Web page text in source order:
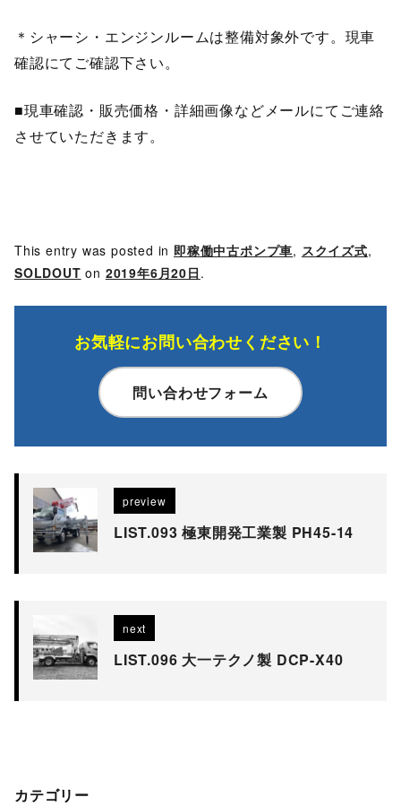
＊シャーシ・エンジンルームは整備対象外です。現車
確認にてご確認下さい。
■現車確認・販売価格・詳細画像などメールにてご連絡
させていただきます。
This entry was posted in 即稼働中古ポンプ車, スクイズ式,
SOLDOUT on 2019年6月20日 .
お気軽にお問い合わせください！
問い合わせフォーム
preview
LIST.093 極東開発工業製 PH45-14
next
LIST.096 大一テクノ製 DCP-X40
カテゴリー